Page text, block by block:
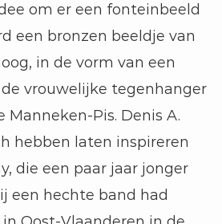
om er een fonteinbeeld
een bronzen beeldje van
in de vorm van een
de vrouwelijke tegenhanger
Pis. Denis A.
hebben laten inspireren
die een paar jaar jonger
een hechte band had